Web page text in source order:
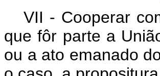
VII - Cooperar
que fôr parte a
ou a ato emanado